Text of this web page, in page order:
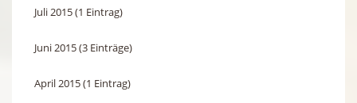
Juli 2015 (1 Eintrag)
Juni 2015 (3 Einträge)
April 2015 (1 Eintrag)